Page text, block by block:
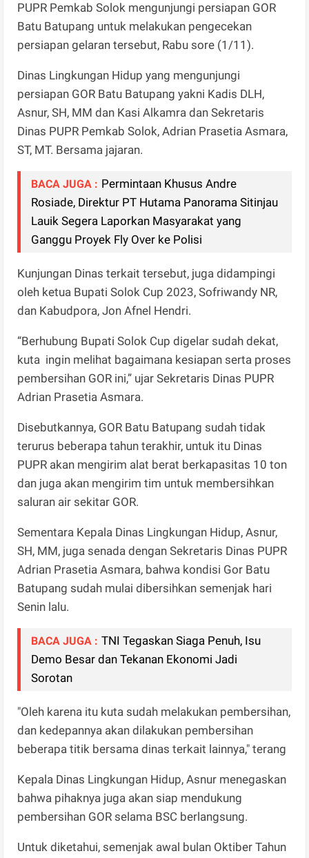
PUPR Pemkab Solok mengunjungi persiapan GOR
Batu Batupang untuk melakukan pengecekan
persiapan gelaran tersebut, Rabu sore (1/11).
Dinas Lingkungan Hidup yang mengunjungi
persiapan GOR Batu Batupang yakni Kadis DLH,
Asnur, SH, MM dan Kasi Alkamra dan Sekretaris
Dinas PUPR Pemkab Solok, Adrian Prasetia Asmara,
ST, MT. Bersama jajaran.
BACA JUGA : Permintaan Khusus Andre
Rosiade, Direktur PT Hutama Panorama Sitinjau
Lauik Segera Laporkan Masyarakat yang
Ganggu Proyek Fly Over ke Polisi
Kunjungan Dinas terkait tersebut, juga didampingi
oleh ketua Bupati Solok Cup 2023, Sofriwandy NR,
dan Kabudpora, Jon Afnel Hendri.
“Berhubung Bupati Solok Cup digelar sudah dekat,
kuta ingin melihat bagaimana kesiapan serta proses
pembersihan GOR ini,” ujar Sekretaris Dinas PUPR
Adrian Prasetia Asmara.
Disebutkannya, GOR Batu Batupang sudah tidak
terurus beberapa tahun terakhir, untuk itu Dinas
PUPR akan mengirim alat berat berkapasitas 10 ton
dan juga akan mengirim tim untuk membersihkan
saluran air sekitar GOR.
Sementara Kepala Dinas Lingkungan Hidup, Asnur,
SH, MM, juga senada dengan Sekretaris Dinas PUPR
Adrian Prasetia Asmara, bahwa kondisi Gor Batu
Batupang sudah mulai dibersihkan semenjak hari
Senin lalu.
BACA JUGA : TNI Tegaskan Siaga Penuh, Isu
Demo Besar dan Tekanan Ekonomi Jadi
Sorotan
"Oleh karena itu kuta sudah melakukan pembersihan,
dan kedepannya akan dilakukan pembersihan
beberapa titik bersama dinas terkait lainnya," terang
Kepala Dinas Lingkungan Hidup, Asnur menegaskan
bahwa pihaknya juga akan siap mendukung
pembersihan GOR selama BSC berlangsung.
Untuk diketahui, semenjak awal bulan Oktiber Tahun